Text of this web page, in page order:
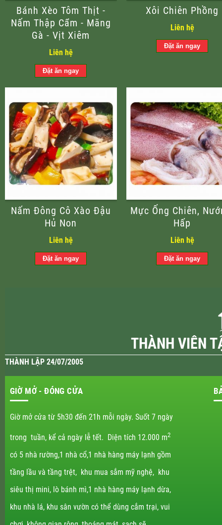
Bánh Xèo Tôm Thịt -
Nấm Thập Cẩm - Măng
Gà - Vịt Xiêm
Liên hệ
Xôi Chiên Phồng
Liên hệ
Nấm Đông Cô Xào Đậu
Hủ Non
Liên hệ
Mực Ống Chiên,
Hấp
Liên hệ
THÀNH VIÊN
THÀNH LẬP 24/07/2005
GIỜ MỞ - ĐÓNG CỬA
Giờ mở cửa từ 5h30 đến 21h mỗi ngày. Suốt 7 ngày
trong tuần, kể cả ngày lễ tết. Diện tích 12.000 m2
có 5 nhà rường,1 nhà cổ,1 nhà hàng máy lạnh gồm
tầng lầu và tầng trệt, khu mua sắm mỹ nghệ, khu
siêu thị mini, lò bánh mì,1 nhà hàng máy lạnh dừa,
khu nhà lá, khu sân vườn có thể dùng cắm trại, vui